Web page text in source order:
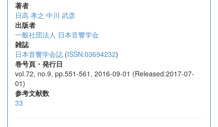
著者
日高 孝之 中川 武彦
出版者
一般社団法人 日本音響学会
雑誌
日本音響学会誌 (ISSN:03694232)
巻号頁・発行日
vol.72, no.9, pp.551-561, 2016-09-01 (Released:2017-07-
01)
参考文献数
33